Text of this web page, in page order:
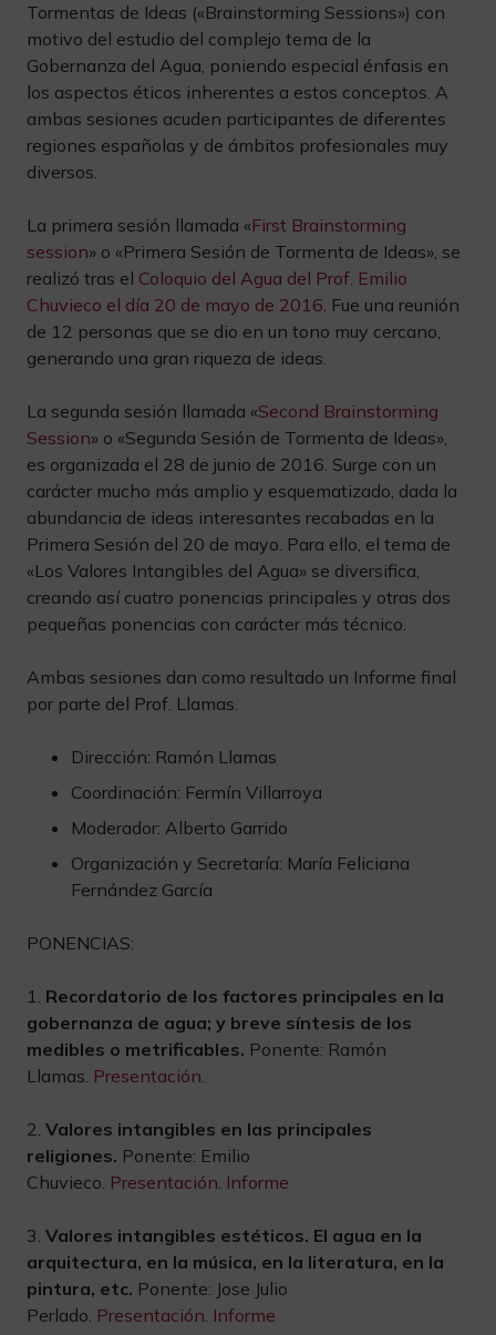
Tormentas de Ideas («Brainstorming Sessions») con
motivo del estudio del complejo tema de la
Gobernanza del Agua, poniendo especial énfasis en
los aspectos éticos inherentes a estos conceptos. A
ambas sesiones acuden participantes de diferentes
regiones españolas y de ámbitos profesionales muy
diversos.
La primera sesión llamada «First Brainstorming
session» o «Primera Sesión de Tormenta de Ideas», se
realizó tras el Coloquio del Agua del Prof. Emilio
Chuvieco el día 20 de mayo de 2016. Fue una reunión
de 12 personas que se dio en un tono muy cercano,
generando una gran riqueza de ideas.
La segunda sesión llamada «Second Brainstorming
Session» o «Segunda Sesión de Tormenta de Ideas»,
es organizada el 28 de junio de 2016. Surge con un
carácter mucho más amplio y esquematizado, dada la
abundancia de ideas interesantes recabadas en la
Primera Sesión del 20 de mayo. Para ello, el tema de
«Los Valores Intangibles del Agua» se diversifica,
creando así cuatro ponencias principales y otras dos
pequeñas ponencias con carácter más técnico.
Ambas sesiones dan como resultado un Informe final
por parte del Prof. Llamas.
Dirección: Ramón Llamas
Coordinación: Fermín Villarroya
Moderador: Alberto Garrido
Organización y Secretaría: María Feliciana
Fernández García
PONENCIAS:
1. Recordatorio de los factores principales en la
gobernanza de agua; y breve síntesis de los
medibles o metrificables. Ponente: Ramón
Llamas. Presentación.
2. Valores intangibles en las principales
religiones. Ponente: Emilio
Chuvieco. Presentación. Informe
3. Valores intangibles estéticos. El agua en la
arquitectura, en la música, en la literatura, en la
pintura, etc. Ponente: Jose Julio
Perlado. Presentación. Informe